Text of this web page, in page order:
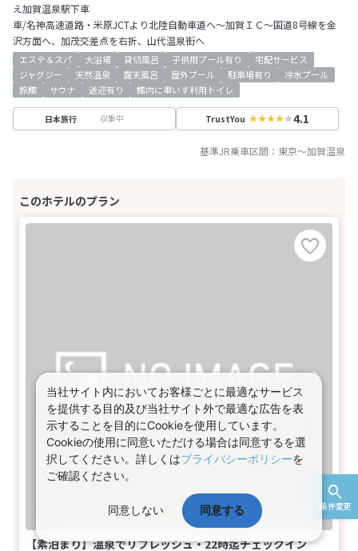
条件変更
え加賀温泉駅下車
車/名神高速道路・米原JCTより北陸自動車道へ～加賀ＩＣ～国道8号線を金
沢方面へ、加茂交差点を右折、山代温泉街へ
エステ＆スパ 大浴場 貸切風呂 子供用プール有り
宅配サービス
ジャグジー
天然温泉 露天風呂 屋外プール 駐車場有り
冷水プール
旅館
サウナ 送迎有り 館内に車いす利用トイレ
日本旅行 収集中 TrustYou 4.1
基準JR乗車区間： 東京～加賀温泉
【素泊まり】温泉でリフレッシュ・22時迄チェックイン
当社サイト内においてお客様ごとに最適なサービス
を提供する目的及び当社サイト外で最適な広告を表
示することを目的にCookieを使用しています。
Cookieの使用に同意いただける場合は同意するを選
択してください。詳しくはプライバシーポリシーを
ご確認ください。
同意しない 同意する